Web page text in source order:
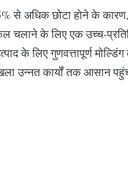
से अधिक छोटा होने के
चलाने के लिए एक उच्च-
के लिए गुणवत्तापूर्ण
उन्नत कार्यों तक आसान